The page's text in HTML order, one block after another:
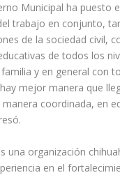
Municipal ha puesto
trabajo en conjunto,
de la sociedad civil,
de todos los
y en general con
mejor manera que
coordinada, en
una organización
en el